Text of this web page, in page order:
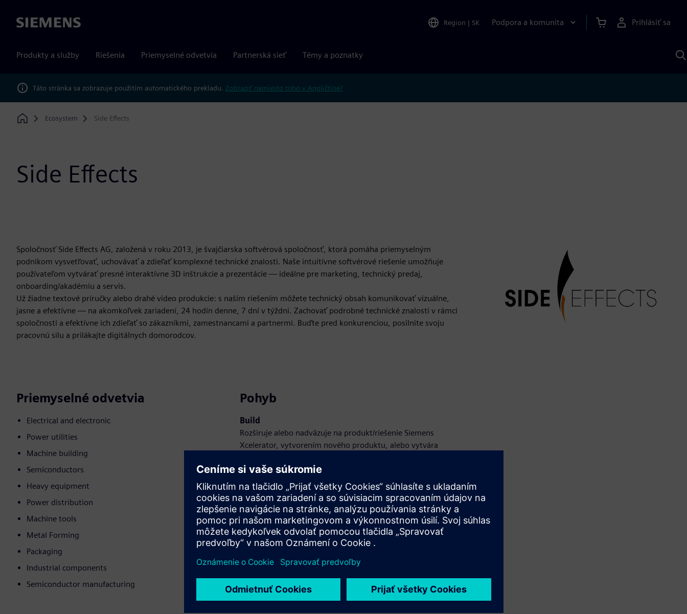
Siemens Region | SK Podpora a komunita Prihlásiť sa
Produkty a služby Riešenia Priemyselné odvetvia Partnerská sieť Témy a poznatky
Táto stránka sa zobrazuje použitím automatického prekladu. Zobraziť namiesto toho v Angličtine?
Home
Ecosystem Side Effects
Side Effects
Spoločnosť Side Effects AG, založená v roku 2013, je švajčiarska softvérová spoločnosť, ktorá pomáha priemyselným
podnikom vysvetľovať, uchovávať a zdieľať komplexné technické znalosti. Naše intuitívne softvérové riešenie umožňuje
používateľom vytvárať presné interaktívne 3D inštrukcie a prezentácie — ideálne pre marketing, technický predaj,
onboarding/akadémiu a servis.
Už žiadne textové príručky alebo drahé video produkcie: s naším riešením môžete technický obsah komunikovať vizuálne,
jasne a efektívne — na akomkoľvek zariadení, 24 hodín denne, 7 dní v týždni. Zachovať podrobné technické znalosti v rámci
spoločnosti a efektívne ich zdieľať so zákazníkmi, zamestnancami a partnermi. Buďte pred konkurenciou, posilnite svoju
pracovnú silu a prilákajte digitálnych domorodcov.
Priemyselné odvetvia
Electrical and electronic
Power utilities
Machine building
Semiconductors
Heavy equipment
Power distribution
Machine tools
Metal Forming
Packaging
Industrial components
Semiconductor manufacturing
Pohyb
Build
Rozširuje alebo nadväzuje na produkt/riešenie Siemens
Xcelerator, vytvorením nového produktu, alebo vytvára
Xcelerator a vlastného produktu